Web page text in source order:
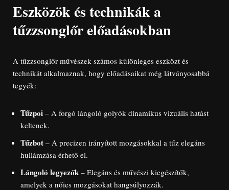
Eszközök és technikák a
tűzzsonglőr előadásokban
A tűzzsonglőr művészek számos különleges eszközt és
technikát alkalmaznak, hogy előadásaikat még látványosabbá
tegyék:
Tűzpoi – A forgó lángoló golyók dinamikus vizuális hatást
keltenek.
Tűzbot – A precízen irányított mozgásokkal a tűz elegáns
hullámzása érhető el.
Lángoló legyezők – Elegáns és művészi kiegészítők,
amelyek a nőies mozgásokat hangsúlyozzák.